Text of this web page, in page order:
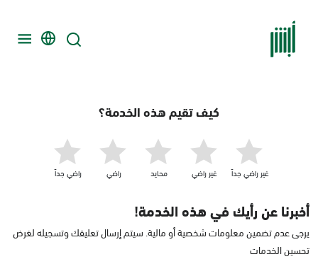
كيف تقيم هذه الخدمة؟
غير راضي جداّ غير راضي محايد راضي راضي جداّ
أخبرنا عن رأيك في هذه الخدمة!
يرجى عدم تضمين معلومات شخصية أو مالية. سيتم إرسال تعليقك وتسجيله لغرض
تحسين الخدمات